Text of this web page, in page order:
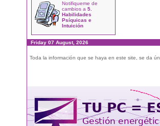
Notifiqueme de
cambios a 5.
Habilidades
Psíquicas e
Intuición
Friday 07 August, 2026
Toda la información que se haya en este site, se da